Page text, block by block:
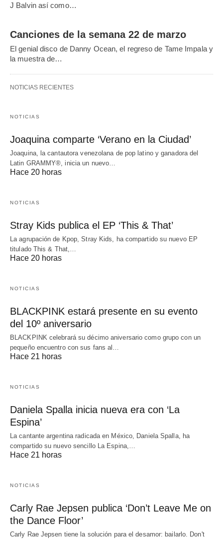
J Balvin así como…
Canciones de la semana 22 de marzo
El genial disco de Danny Ocean, el regreso de Tame Impala y
la muestra de…
NOTICIAS RECIENTES
NOTICIAS
Joaquina comparte ‘Verano en la Ciudad’
Joaquina, la cantautora venezolana de pop latino y ganadora del
Latin GRAMMY®, inicia un nuevo…
Hace 20 horas
NOTICIAS
Stray Kids publica el EP ‘This & That’
La agrupación de Kpop, Stray Kids, ha compartido su nuevo EP
titulado This & That,…
Hace 20 horas
NOTICIAS
BLACKPINK estará presente en su evento
del 10º aniversario
BLACKPINK celebrará su décimo aniversario como grupo con un
pequeño encuentro con sus fans al…
Hace 21 horas
NOTICIAS
Daniela Spalla inicia nueva era con ‘La
Espina’
La cantante argentina radicada en México, Daniela Spalla, ha
compartido su nuevo sencillo La Espina,…
Hace 21 horas
NOTICIAS
Carly Rae Jepsen publica ‘Don’t Leave Me on
the Dance Floor’
Carly Rae Jepsen tiene la solución para el desamor: bailarlo. Don't